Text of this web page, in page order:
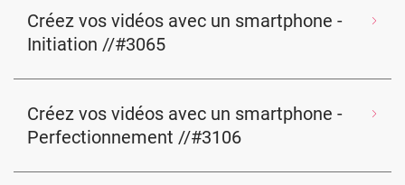
Créez vos vidéos avec un smartphone -
Initiation //#3065
Créez vos vidéos avec un smartphone -
Perfectionnement //#3106